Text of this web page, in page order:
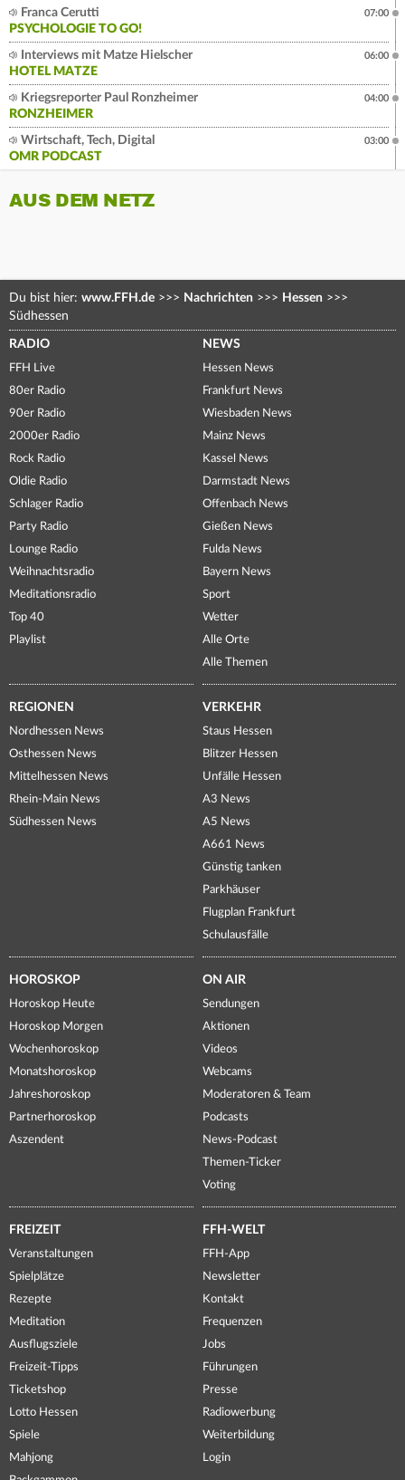
Franca Cerutti
PSYCHOLOGIE TO GO!
07:00
Interviews mit Matze Hielscher
HOTEL MATZE
06:00
Kriegsreporter Paul Ronzheimer
RONZHEIMER
04:00
Wirtschaft, Tech, Digital
OMR PODCAST
03:00
AUS DEM NETZ
Du bist hier: www.FFH.de >>> Nachrichten >>> Hessen >>>
Südhessen
RADIO
FFH Live
80er Radio
90er Radio
2000er Radio
Rock Radio
Oldie Radio
Schlager Radio
Party Radio
Lounge Radio
Weihnachtsradio
Meditationsradio
Top 40
Playlist
NEWS
Hessen News
Frankfurt News
Wiesbaden News
Mainz News
Kassel News
Darmstadt News
Offenbach News
Gießen News
Fulda News
Bayern News
Sport
Wetter
Alle Orte
Alle Themen
REGIONEN
Nordhessen News
Osthessen News
Mittelhessen News
Rhein-Main News
Südhessen News
VERKEHR
Staus Hessen
Blitzer Hessen
Unfälle Hessen
A3 News
A5 News
A661 News
Günstig tanken
Parkhäuser
Flugplan Frankfurt
Schulausfälle
HOROSKOP
Horoskop Heute
Horoskop Morgen
Wochenhoroskop
Monatshoroskop
Jahreshoroskop
Partnerhoroskop
Aszendent
ON AIR
Sendungen
Aktionen
Videos
Webcams
Moderatoren & Team
Podcasts
News-Podcast
Themen-Ticker
Voting
FREIZEIT
Veranstaltungen
Spielplätze
Rezepte
Meditation
Ausflugsziele
Freizeit-Tipps
Ticketshop
Lotto Hessen
Spiele
Mahjong
FFH-WELT
FFH-App
Newsletter
Kontakt
Frequenzen
Jobs
Führungen
Presse
Radiowerbung
Weiterbildung
Login